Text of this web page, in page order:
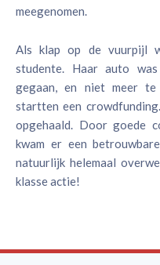
meegenomen.
Als klap op de vuurpijl
studente. Haar auto
gegaan, en niet meer te
startten een
opgehaald. Door goede
kwam er een
natuurlijk helemaal
klasse actie!